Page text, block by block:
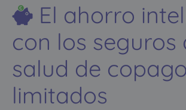
El ahorro
con los seguros
salud de
limitados